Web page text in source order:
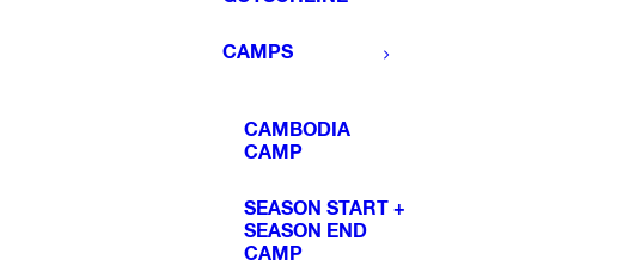
CAMPS
CAMBODIA
CAMP
SEASON START +
SEASON END
CAMP